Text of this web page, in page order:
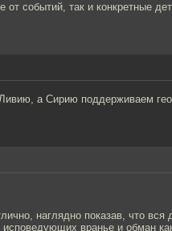
от событий, так и конкретные
а Сирию поддерживаем
наглядно показав, что вся
вранье и обман